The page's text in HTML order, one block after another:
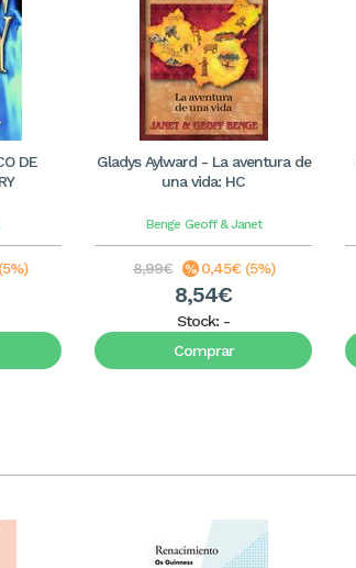
DE
Gladys Aylward - La aventura de
una vida: HC
Benge Geoff & Janet
8,99€ 0,45€ (5%)
8,54€
Stock: -
Comprar